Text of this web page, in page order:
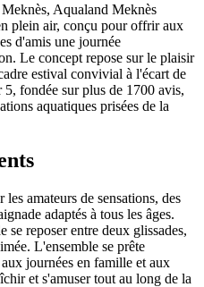
Aqualand Meknès
plein air, conçu pour offrir aux
d'amis une journée
Le concept repose sur le plaisir
estival convivial à l'écart de
fondée sur plus de 1700 avis,
aquatiques prisées de la
amateurs de sensations, des
adaptés à tous les âges.
se reposer entre deux glissades,
L'ensemble se prête
journées en famille et aux
et s'amuser tout au long de la